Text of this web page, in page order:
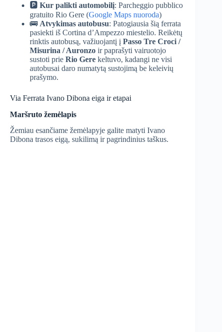
🅿️ Kur palikti automobilį: Parcheggio pubblico
gratuito Rio Gere (Google Maps nuoroda)
🚌 Atvykimas autobusu: Patogiausia šią ferrata
pasiekti iš Cortina d’Ampezzo miestelio. Reikėtų
rinktis autobusą, važiuojantį į Passo Tre Croci /
Misurina / Auronzo ir paprašyti vairuotojo
sustoti prie Rio Gere keltuvo, kadangi ne visi
autobusai daro numatytą sustojimą be keleivių
prašymo.
Via Ferrata Ivano Dibona eiga ir etapai
Maršruto žemėlapis
Žemiau esančiame žemėlapyje galite matyti Ivano
Dibona trasos eigą, sukilimą ir pagrindinius taškus.